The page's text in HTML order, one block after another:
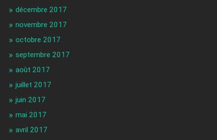
décembre 2017
novembre 2017
octobre 2017
septembre 2017
août 2017
juillet 2017
juin 2017
mai 2017
avril 2017